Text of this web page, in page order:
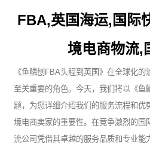
FBA,英国海运,国际
境电商物流,
《鱼鳞刨FBA头程到英国》在全球化
至关重要的角色。今天，我们将以《鱼
题，为您详细介绍我们的服务流程和优
境电商卖家的重要性。在竞争激烈的国
流公司凭借其卓越的服务品质和专业能